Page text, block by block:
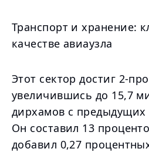
Транспорт и хранение:
качестве авиаузла
Этот сектор достиг 2-
увеличившись до 15,7
дирхамов с предыдущих
Он составил 13
добавил 0,27